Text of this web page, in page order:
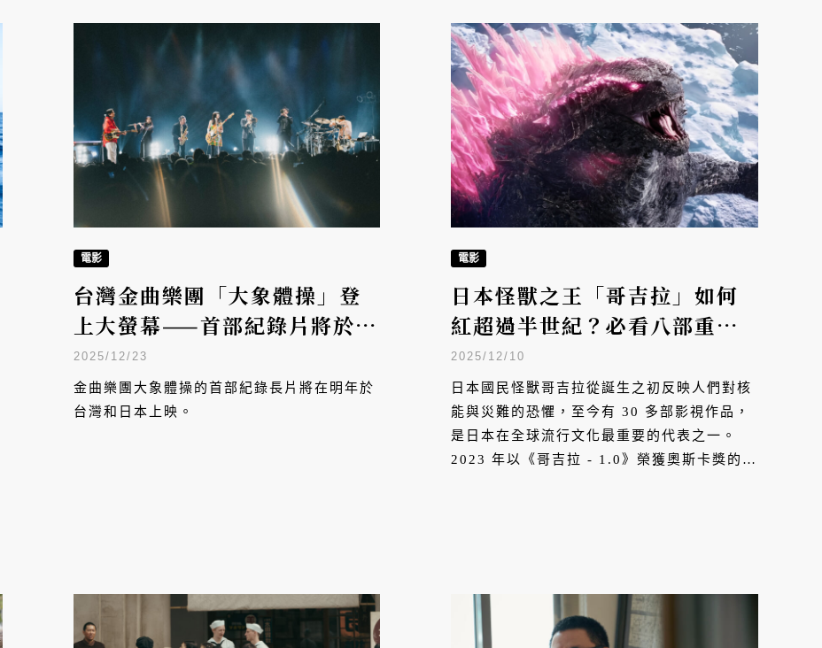
電影
台灣金曲樂團「大象體操」登
上大螢幕——首部紀錄片將於明
年台、日上映
2025/12/23
金曲樂團大象體操的首部紀錄長片將在明年於
台灣和日本上映。
電影
日本怪獸之王「哥吉拉」如何
紅超過半世紀？必看八部重要
作品全解析
2025/12/10
日本國民怪獸哥吉拉從誕生之初反映人們對核
能與災難的恐懼，至今有 30 多部影視作品，
是日本在全球流行文化最重要的代表之一。
2023 年以《哥吉拉 - 1.0》榮獲奧斯卡獎的導